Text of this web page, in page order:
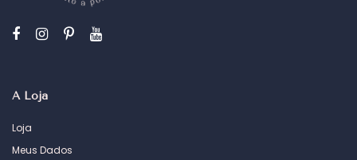
A Loja
Loja
Meus Dados